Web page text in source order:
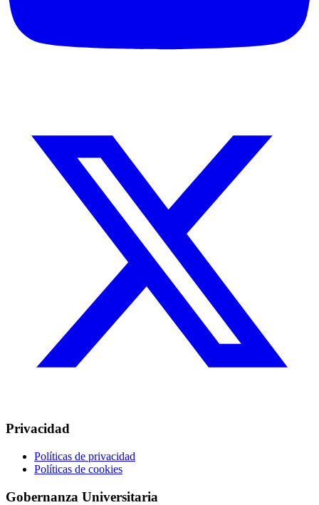
Privacidad
Políticas de privacidad
Políticas de cookies
Gobernanza Universitaria